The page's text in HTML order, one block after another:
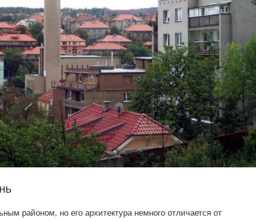
районом, но его архитектура немного отличается от